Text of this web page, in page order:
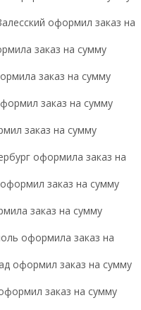
оформил заказ на
заказ на сумму
заказ на сумму
заказ на сумму
заказ на сумму
оформила заказ на
заказ на сумму
заказ на сумму
оформила заказ на
оформил заказ на сумму
заказ на сумму